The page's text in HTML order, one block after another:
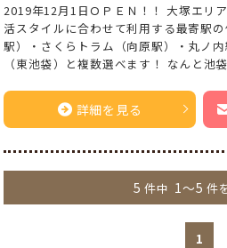
2019年12月1日ＯＰＥＮ！！ 大塚エリ
活スタイルに合わせて利用する最寄駅
駅）・さくらトラム（向原駅）・丸ノ
（東池袋）と複数選べます！ なんと池
詳細を見る
5 件中 1～5 件
1